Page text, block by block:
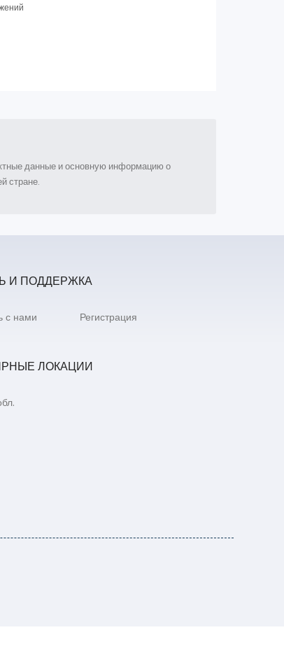
данные и основную информацию о
стране.
И ПОДДЕРЖКА
с нами Регистрация
ЛОКАЦИИ